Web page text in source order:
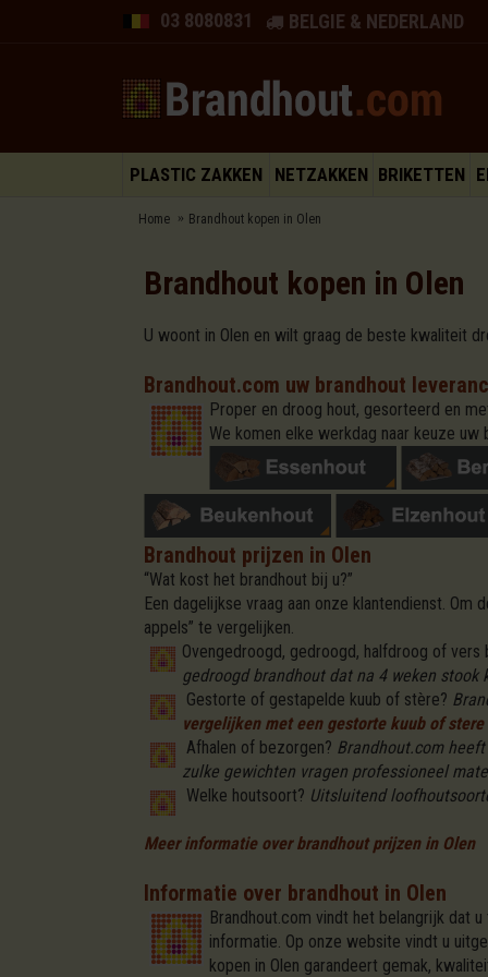
03 8080831 BELGIE & NEDERLAND
PLASTIC ZAKKEN NETZAKKEN BRIKETTEN
Home Brandhout kopen in Olen
Brandhout kopen in Olen
U woont in Olen en wilt graag de beste kwaliteit
Brandhout.com uw brandhout
Proper en droog hout, gesorteerd en
We komen elke werkdag naar keuze uw
Brandhout prijzen in Olen
“Wat kost het brandhout bij u?”
Een dagelijkse vraag aan onze klantendienst.
appels” te vergelijken.
Ovengedroogd, gedroogd, halfdroog of vers
gedroogd brandhout dat na 4 weken stook
Gestorte of gestapelde kuub of stère?
vergelijken met een gestorte kuub of
Afhalen of bezorgen? Brandhout.com
zulke gewichten vragen professioneel
Welke houtsoort? Uitsluitend
Meer informatie over brandhout prijzen in Olen
Informatie over brandhout in Olen
Brandhout.com vindt het belangrijk dat
informatie. Op onze website vindt u
kopen in Olen garandeert gemak,